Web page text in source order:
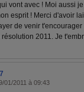
vont avec ! Moi aussi
esprit ! Merci d'avoir
de venir
résolution 2011. Je
01/2011 à 09:43